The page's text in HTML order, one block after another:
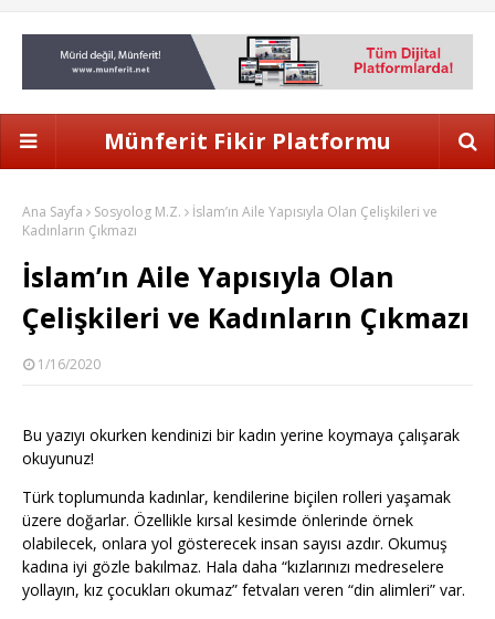
Münferit Fikir Platformu
Ana Sayfa Sosyolog M.Z.
İslam’ın Aile Yapısıyla Olan Çelişkileri ve
Kadınların Çıkmazı
İslam’ın Aile Yapısıyla Olan
Çelişkileri ve Kadınların Çıkmazı
1/16/2020
Bu yazıyı okurken kendinizi bir kadın yerine koymaya çalışarak
okuyunuz!
Türk toplumunda kadınlar, kendilerine biçilen rolleri yaşamak
üzere doğarlar. Özellikle kırsal kesimde önlerinde örnek
olabilecek, onlara yol gösterecek insan sayısı azdır. Okumuş
kadına iyi gözle bakılmaz. Hala daha “kızlarınızı medreselere
yollayın, kız çocukları okumaz” fetvaları veren “din alimleri” var.